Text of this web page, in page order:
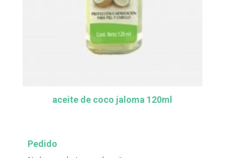
aceite de coco jaloma 120ml
Pedido